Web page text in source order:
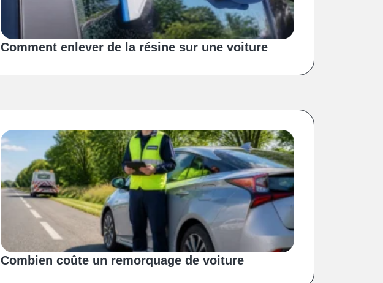
Comment enlever de la résine sur une voiture
Combien coûte un remorquage de voiture